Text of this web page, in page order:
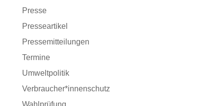
Presse
Presseartikel
Pressemitteilungen
Termine
Umweltpolitik
Verbraucher*innenschutz
Wahlprüfung